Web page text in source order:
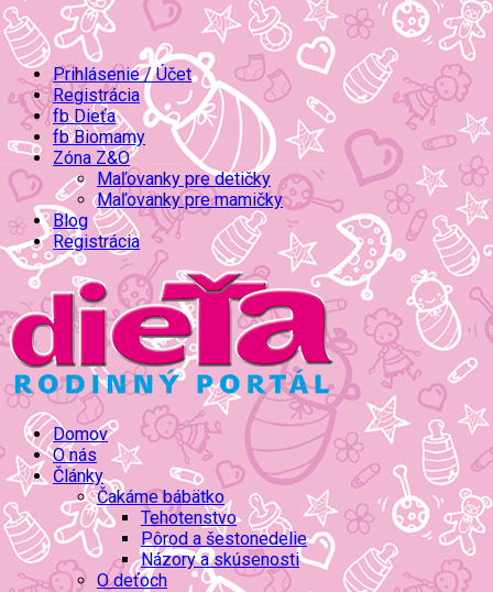
Prihlásenie / Účet
Registrácia
fb Dieťa
fb Biomamy
Zóna Z&O
Maľovanky pre detičky
Maľovanky pre mamičky
Blog
Registrácia
Domov
O nás
Články
Čakáme bábätko
Tehotenstvo
Pôrod a šestonedelie
Názory a skúsenosti
O deťoch